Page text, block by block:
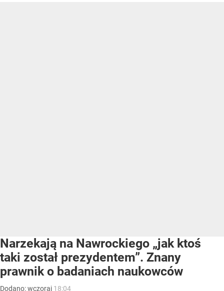
Narzekają na Nawrockiego „jak ktoś
taki został prezydentem”. Znany
prawnik o badaniach naukowców
Dodano:wczoraj 18:04